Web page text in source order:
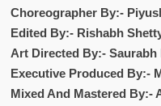
Choreographer By:-
Edited By:- Rishabh
Art Directed By:- Saurabh
Executive Produced By:-
Mixed And Mastered By:-